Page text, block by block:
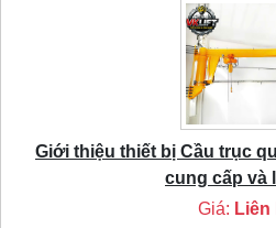
Giới thiệu thiết bị Cầu trục
cung cấp và
Giá: Liên